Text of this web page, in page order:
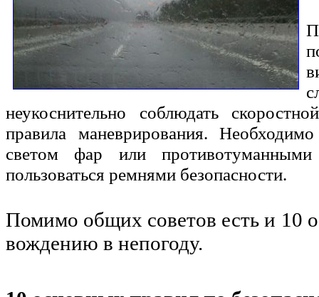
неукоснительно соблюдать
правила маневрирования.
светом фар или
пользоваться ремнями безопасности.
Помимо общих советов есть и 10
вождению в непогоду.